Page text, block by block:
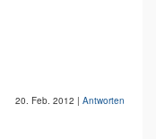
20. Feb. 2012 | Antworten